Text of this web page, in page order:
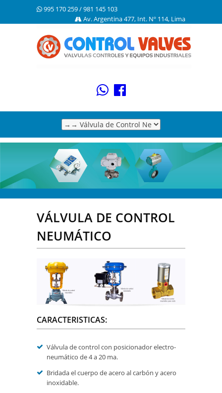
995 170 259 / 981 145 103
Av. Argentina 477, Int. Nº 114, Lima
VÁLVULA DE CONTROL
NEUMÁTICO
CARACTERISTICAS:
Válvula de control con posicionador electro-
neumático de 4 a 20 ma.
Bridada el cuerpo de acero al carbón y acero
inoxidable.